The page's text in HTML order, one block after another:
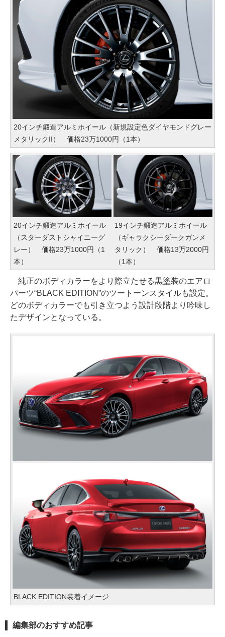
20インチ鍛造アルミホイール（新規設定色ダイヤモンドグレー
メタリックII） 価格23万1000円（1本）
20インチ鍛造アルミホイール
（スターダストシャイニーグ
レー） 価格23万1000円（1
本）
19インチ鍛造アルミホイール
（ギャラクシーダークガンメ
タリック） 価格13万2000円
（1本）
純正のボディカラーをより際立たせる黒塗装のエアロ
パーツ“BLACK EDITION”のツートーンスタイルも設定。
どのボディカラーでも引き立つよう設計段階より吟味し
たデザインとなっている。
BLACK EDITION装着イメージ
編集部のおすすめ記事